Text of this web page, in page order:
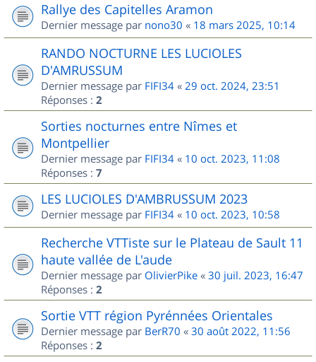
Rallye des Capitelles Aramon
Dernier message par nono30 « 18 mars 2025, 10:14
RANDO NOCTURNE LES LUCIOLES
D'AMRUSSUM
Dernier message par FIFI34 « 29 oct. 2024, 23:51
Réponses : 2
Sorties nocturnes entre Nîmes et
Montpellier
Dernier message par FIFI34 « 10 oct. 2023, 11:08
Réponses : 7
LES LUCIOLES D'AMBRUSSUM 2023
Dernier message par FIFI34 « 10 oct. 2023, 10:58
Recherche VTTiste sur le Plateau de Sault 11
haute vallée de L'aude
Dernier message par OlivierPike « 30 juil. 2023, 16:47
Réponses : 2
Sortie VTT région Pyrénnées Orientales
Dernier message par BerR70 « 30 août 2022, 11:56
Réponses : 2